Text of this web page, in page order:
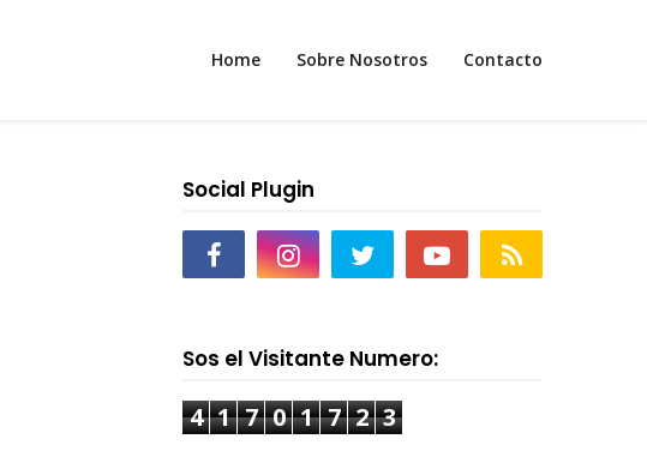
Home Sobre Nosotros Contacto
Social Plugin
Sos el Visitante Numero:
4 1 7 0 1 7 2 3